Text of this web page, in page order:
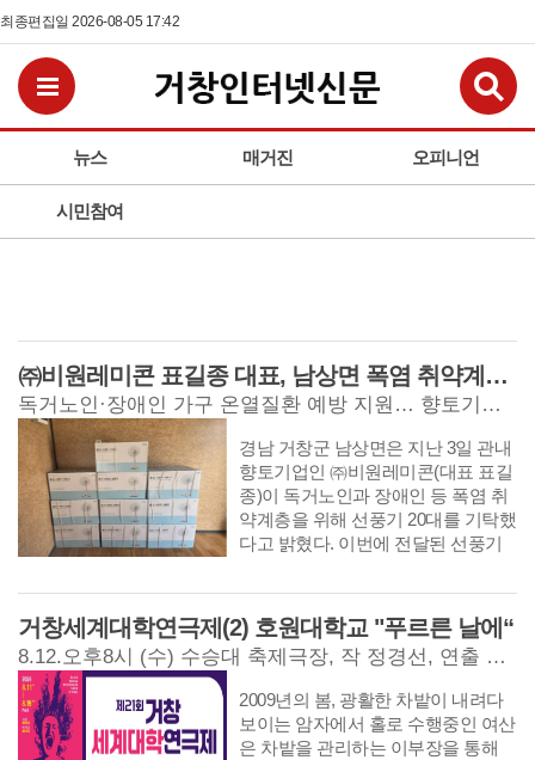
최종편집일 2026-08-05 17:42
뉴스 매거진 오피니언
시민참여
전체메뉴보기
㈜비원레미콘 표길종 대표, 남상면 폭염 취약계층에 선풍기 20대 기탁… ‘시원한 나눔’ 실천
독거노인·장애인 가구 온열질환 예방 지원… 향토기업의 지속적인 지역사회 공헌 눈길
경남 거창군 남상면은 지난 3일 관내
향토기업인 ㈜비원레미콘(대표 표길
종)이 독거노인과 장애인 등 폭염 취
약계층을 위해 선풍기 20대를 기탁했
다고 밝혔다. 이번에 전달된 선풍기
련이 쉽지 않은 취약 가구에 지원된
다. 연일 이어지는 무더위 속에서 취
약계층의 온열질환 예방과 건강한 여
름 나기에 실질적인 도움을 줄 예정
거창세계대학연극제(2) 호원대학교 "푸르른 날에“
8.12.오후8시 (수) 수승대 축제극장, 작 정경선, 연출 이서진
2009년의 봄, 광활한 차밭이 내려다
보이는 암자에서 홀로 수행중인 여산
은 차밭을 관리하는 이부장을 통해